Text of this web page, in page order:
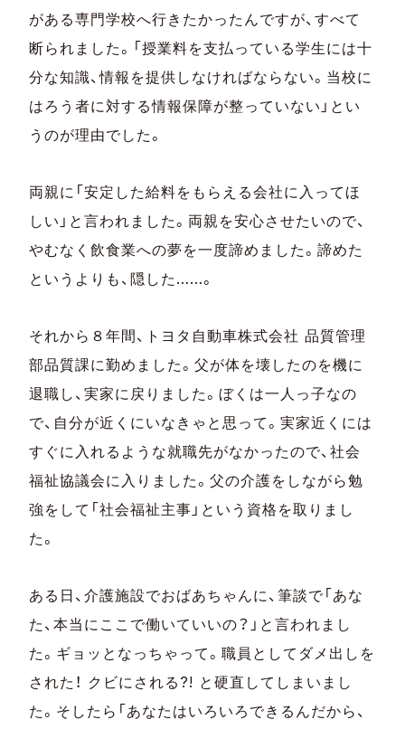
がある専門学校へ行きたかったんですが、すべて
断られました。「授業料を支払っている学生には十
分な知識、情報を提供しなければならない。当校に
はろう者に対する情報保障が整っていない」とい
うのが理由でした。
両親に「安定した給料をもらえる会社に入ってほ
しい」と言われました。両親を安心させたいので、
やむなく飲食業への夢を一度諦めました。諦めた
というよりも、隠した……。
それから８年間、トヨタ自動車株式会社 品質管理
部品質課に勤めました。父が体を壊したのを機に
退職し、実家に戻りました。ぼくは一人っ子なの
で、自分が近くにいなきゃと思って。実家近くには
すぐに入れるような就職先がなかったので、社会
福祉協議会に入りました。父の介護をしながら勉
強をして「社会福祉主事」という資格を取りまし
た。
ある日、介護施設でおばあちゃんに、筆談で「あな
た、本当にここで働いていいの？」と言われまし
た。ギョッとなっちゃって。職員としてダメ出しを
された！ クビにされる?! と硬直してしまいまし
た。そしたら「あなたはいろいろできるんだから、